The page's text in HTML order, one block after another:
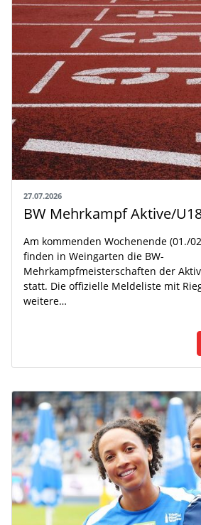
27.07.2026
Am kommenden Wochenende (01./
finden in Weingarten die BW-
Mehrkampfmeisterschaften der
statt. Die offizielle Meldeliste mit
weitere…